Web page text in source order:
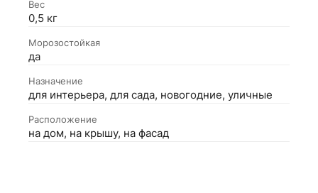
Вес
0,5 кг
Морозостойкая
да
Назначение
для интерьера, для сада, новогодние, уличные
Расположение
на дом, на крышу, на фасад